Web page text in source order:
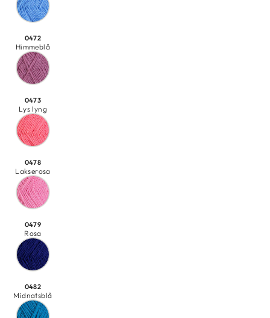
0472
Himmeblå
0473
Lys lyng
0478
Lakserosa
0479
Rosa
0482
Midnatsblå